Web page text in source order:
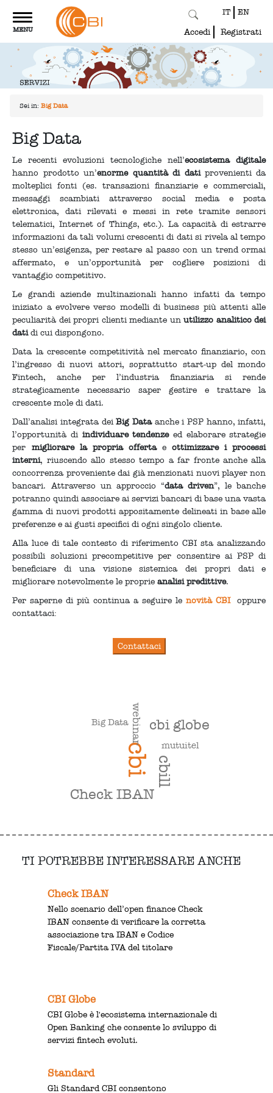
Toggle
navigation
MENU
IT EN
Accedi Registrati
Sei in: Big Data
Big Data
Le recenti evoluzioni tecnologiche nell’ecosistema digitale
hanno prodotto un’enorme quantità di datiprovenienti da
molteplici fonti (es. transazioni finanziarie e commerciali,
messaggi scambiati attraverso social media e posta
elettronica, dati rilevati e messi in rete tramite sensori
telematici, Internet of Things, etc.). La capacità di estrarre
informazioni da tali volumi crescenti di dati si rivela al tempo
stesso un’esigenza, per restare al passo con un trend ormai
affermato, e un’opportunità per cogliere posizioni di
vantaggio competitivo.
Le grandi aziende multinazionali hanno infatti da tempo
iniziato a evolvere verso modelli di business più attenti alle
peculiarità dei propri clienti mediante unutilizzo analitico dei
datidi cui dispongono.
Data la crescente competitività nel mercato finanziario, con
l’ingresso di nuovi attori, soprattutto start-up del mondo
Fintech, anche per l’industria finanziaria si rende
strategicamente necessario saper gestire e trattare la
crescente mole di dati.
Dall’analisi integrata deiBig Dataanche i PSP hanno, infatti,
l’opportunità di individuare tendenzeed elaborare strategie
per migliorare la propria offertaeottimizzare i processi
interni, riuscendo allo stesso tempo a far fronte anche alla
concorrenza proveniente dai già menzionati nuovi player non
bancari. Attraverso un approccio “data driven”, le banche
potranno quindi associare ai servizi bancari di base una vasta
gamma di nuovi prodotti appositamente delineati in base alle
preferenze e ai gusti specifici di ogni singolo cliente.
Alla luce di tale contesto di riferimento CBI sta analizzando
possibili soluzioni precompetitive per consentire ai PSP di
beneficiare di una visione sistemica dei propri dati e
migliorare notevolmente le proprieanalisi predittive.
Per saperne di più continua a seguire lenovità CBI
oppure
contattaci:
cbi cbill
cbi globe
Check IBAN
webinar mutuitel
Big Data
TI POTREBBE INTERESSARE ANCHE
Check IBAN
Nello scenario dell’open finance Check
IBAN consente di verificare la corretta
associazione tra IBAN e Codice
Fiscale/Partita IVA del titolare
CBI Globe
CBI Globe è l'ecosistema internazionale di
Open Banking che consente lo sviluppo di
servizi fintech evoluti.
Standard
Gli Standard CBI consentono